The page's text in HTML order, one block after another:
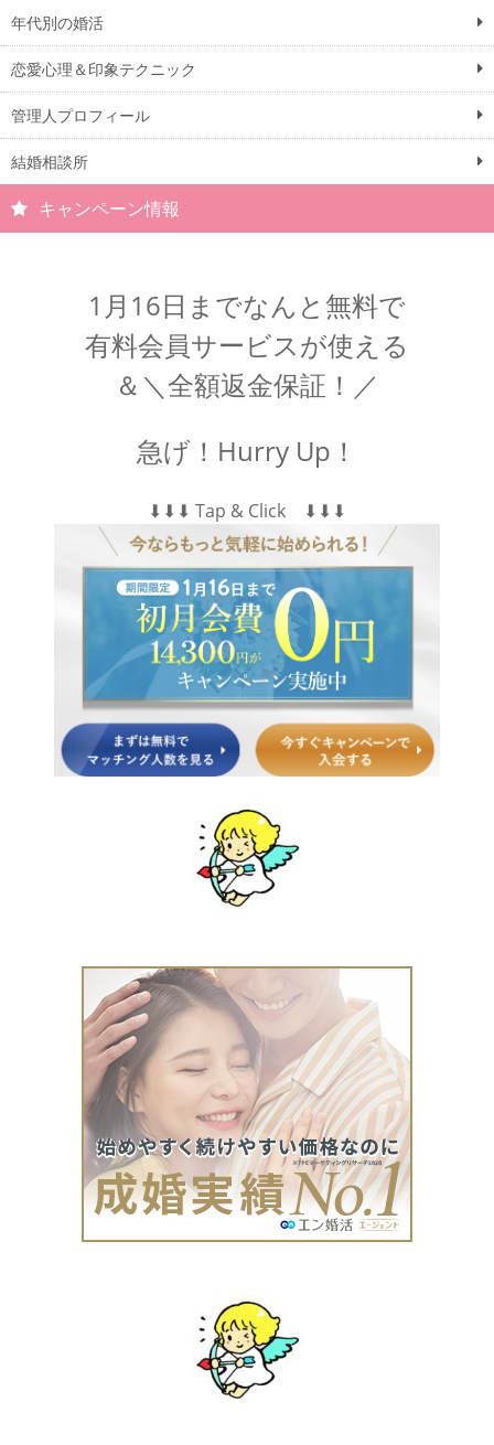
年代別の婚活
恋愛心理＆印象テクニック
管理人プロフィール
結婚相談所
キャンペーン情報
1月16日までなんと無料で
有料会員サービスが使える
＆＼全額返金保証！／
急げ！Hurry Up！
⬇︎⬇︎⬇︎ Tap & Click ⬇︎⬇︎⬇︎